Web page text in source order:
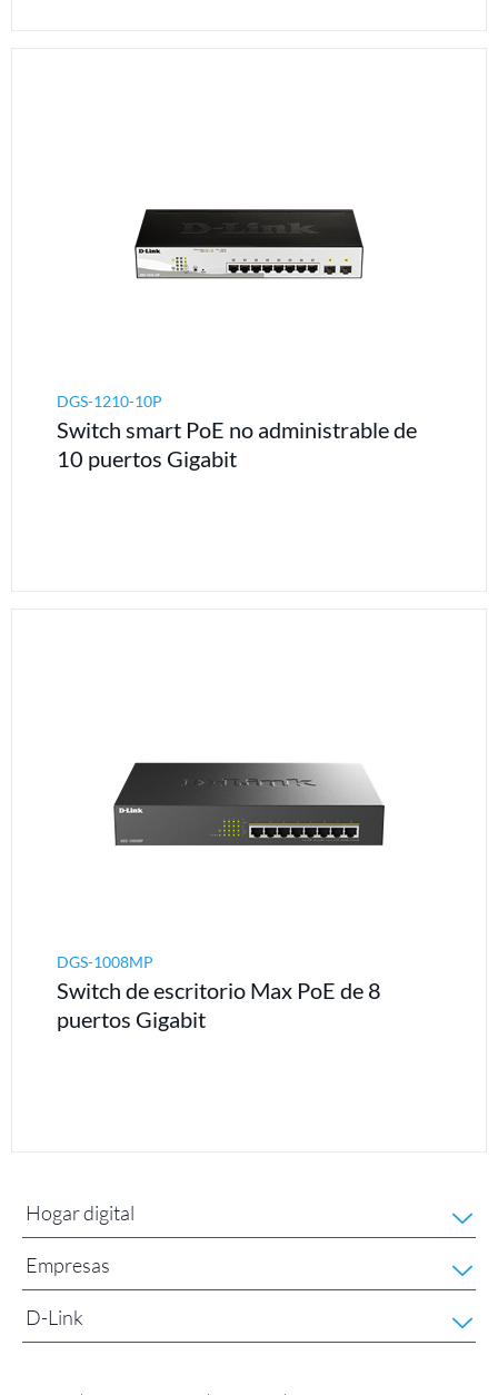
DGS-1210-10P
Switch smart PoE no administrable de
10 puertos Gigabit
DGS-1008MP
Switch de escritorio Max PoE de 8
puertos Gigabit
Hogar digital
Empresas
D-Link